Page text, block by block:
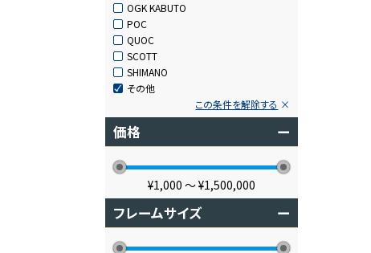
OGK KABUTO
POC
QUOC
SCOTT
SHIMANO
その他
この条件を解除する
価格 ー
¥1,000 〜¥1,500,000
フレームサイズ ー